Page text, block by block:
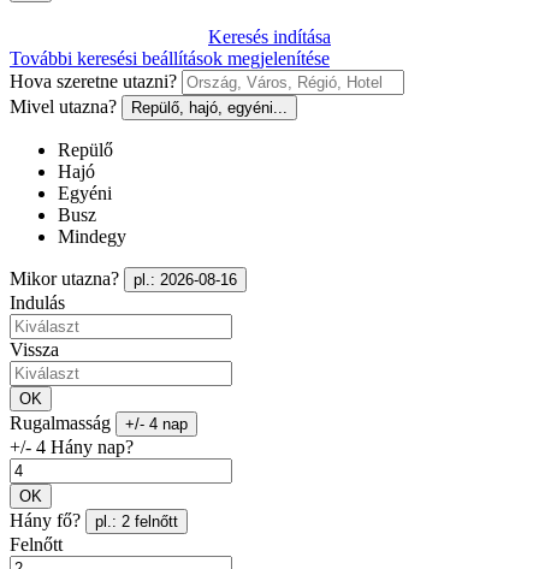
Keresés indítása
További keresési beállítások megjelenítése
Hova szeretne utazni?
Mivel utazna?
Repülő, hajó, egyéni...
Repülő
Hajó
Egyéni
Busz
Mindegy
Mikor utazna? pl.: 2026-08-16
Indulás
Vissza
OK
Rugalmasság +/- 4 nap
+/- 4 Hány nap?
OK
Hány fő? pl.: 2 felnőtt
Felnőtt